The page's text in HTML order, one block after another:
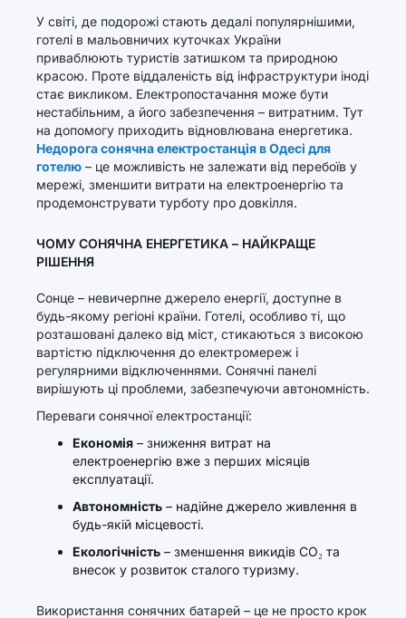
У світі, де подорожі стають дедалі популярнішими,
готелі в мальовничих куточках України
приваблюють туристів затишком та природною
красою. Проте віддаленість від інфраструктури іноді
стає викликом. Електропостачання може бути
нестабільним, а його забезпечення – витратним. Тут
на допомогу приходить відновлювана енергетика.
Недорога сонячна електростанція в Одесі для
готелю – це можливість не залежати від перебоїв у
мережі, зменшити витрати на електроенергію та
продемонструвати турботу про довкілля.
ЧОМУ СОНЯЧНА ЕНЕРГЕТИКА – НАЙКРАЩЕ
РІШЕННЯ
Сонце – невичерпне джерело енергії, доступне в
будь-якому регіоні країни. Готелі, особливо ті, що
розташовані далеко від міст, стикаються з високою
вартістю підключення до електромереж і
регулярними відключеннями. Сонячні панелі
вирішують ці проблеми, забезпечуючи автономність.
Переваги сонячної електростанції:
Економія – зниження витрат на
електроенергію вже з перших місяців
експлуатації.
Автономність – надійне джерело живлення в
будь-якій місцевості.
Екологічність – зменшення викидів CO₂ та
внесок у розвиток сталого туризму.
Використання сонячних батарей – це не просто крок